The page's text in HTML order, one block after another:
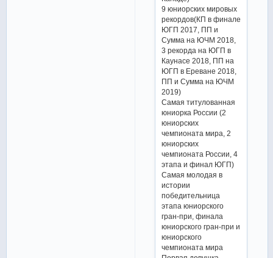
9 юниорских мировых
рекордов(КП в финале
ЮГП 2017, ПП и
Сумма на ЮЧМ 2018,
3 рекорда на ЮГП в
Каунасе 2018, ПП на
ЮГП в Ереване 2018,
ПП и Сумма на ЮЧМ
2019)
Самая титулованная
юниорка России (2
юниорских
чемпионата мира, 2
юниорских
чемпионата России, 4
этапа и финал ЮГП)
Самая молодая в
истории
победительница
этапа юниорского
гран-при, финала
юниорского гран-при и
юниорского
чемпионата мира